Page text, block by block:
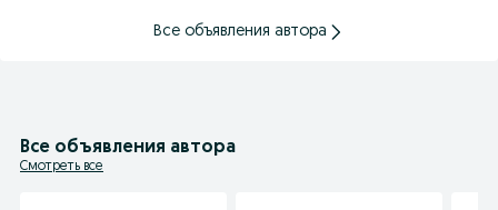
Все объявления автора
Все объявления автора
Смотреть все